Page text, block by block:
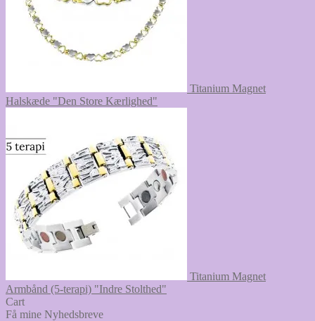
Titanium Magnet
Halskæde "Den Store Kærlighed"
Titanium Magnet
Armbånd (5-terapi) "Indre Stolthed"
Cart
Få mine Nyhedsbreve